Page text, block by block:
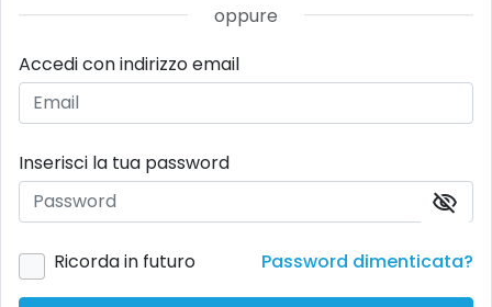
oppure
Accedi con indirizzo email
Inserisci la tua password
visibility_off
Ricorda in futuro Password dimenticata?